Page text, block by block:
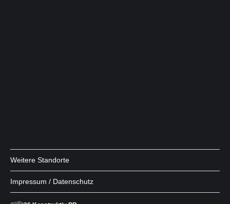
Weitere Standorte
Impressum / Datenschutz